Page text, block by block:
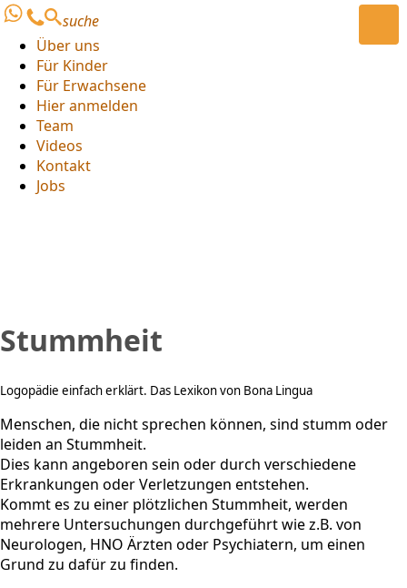
suche
Über uns
Für Kinder
Für Erwachsene
Hier anmelden
Team
Videos
Kontakt
Jobs
Stummheit
Logopädie einfach erklärt. Das Lexikon von Bona Lingua
Menschen, die nicht sprechen können, sind stumm oder
leiden an Stummheit.
Dies kann angeboren sein oder durch verschiedene
Erkrankungen oder Verletzungen entstehen.
Kommt es zu einer plötzlichen Stummheit, werden
mehrere Untersuchungen durchgeführt wie z.B. von
Neurologen, HNO Ärzten oder Psychiatern, um einen
Grund zu dafür zu finden.